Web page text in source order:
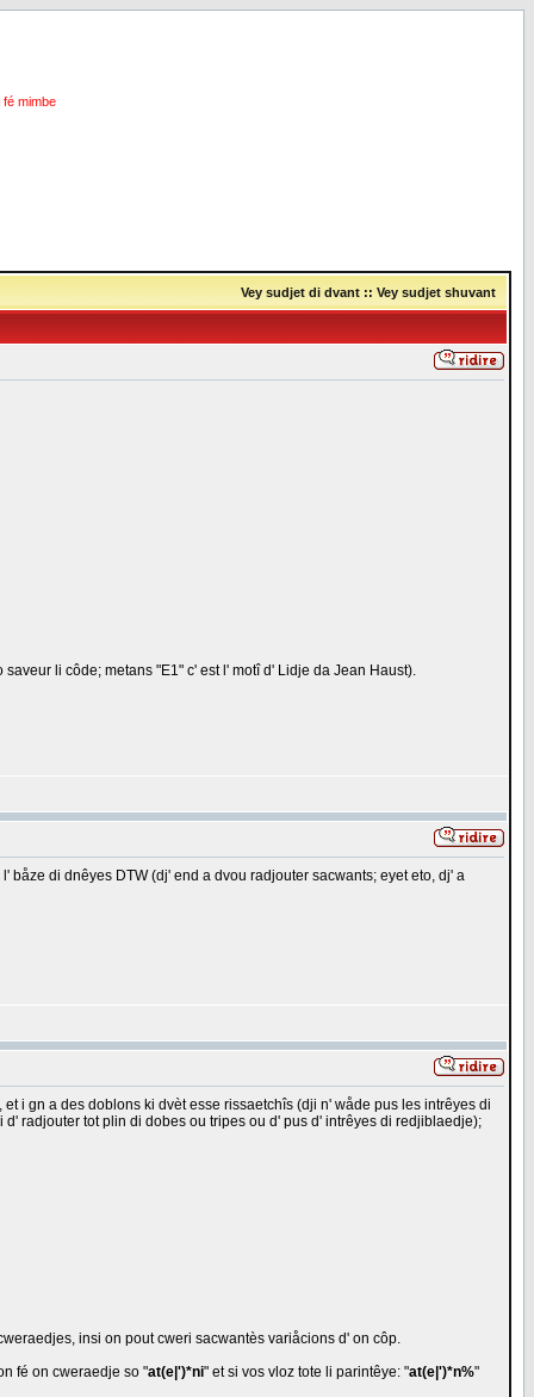
fé mimbe
Vey sudjet di dvant :: Vey sudjet shuvant
saveur li côde; metans "E1" c' est l' motî d' Lidje da Jean Haust).
båze di dnêyes DTW (dj' end a dvou radjouter sacwants; eyet eto, dj' a
i gn a des doblons ki dvèt esse rissaetchîs (dji n' wåde pus les intrêyes di
radjouter tot plin di dobes ou tripes ou d' pus d' intrêyes di redjiblaedje);
insi on pout cweri sacwantès variåcions d' on côp.
fé on cweraedje so "at(e|')*ni" et si vos vloz tote li parintêye: "at(e|')*n%"